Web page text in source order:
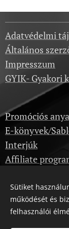
Adatvédelmi
Általános
Impresszum
GYIK- Gyakori
Promóciós
E-könyvek/
Interjúk
Affiliate
Képzések
Kérdezz itt
Dropshipping
Sütiket
működését és
felhasználói